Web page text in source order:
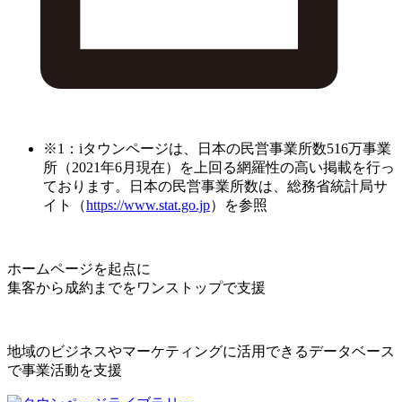
※1：iタウンページは、日本の民営事業所数516万事業
所（2021年6月現在）を上回る網羅性の高い掲載を行っ
ております。日本の民営事業所数は、総務省統計局サ
イト（https://www.stat.go.jp）を参照
ホームページを起点に
集客から成約までをワンストップで支援
地域のビジネスやマーケティングに活用できるデータベース
で事業活動を支援